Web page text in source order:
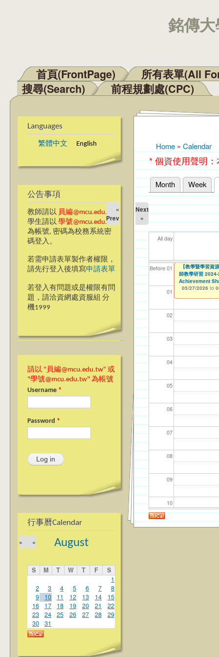
銘傳
Main menu
首頁(FrontPage)
所有表單(All
搜尋(Search)
前程規劃處(CPC)
Languages
繁體中文 English
公告事項
教師請以 員編@mcu.edu.tw
學生請以 學號@mcu.edu.tw
為帳號, 密碼為校務系統密
碼登入。
若需申請表單製作者權限，
請先行登入後填寫申請表單
若登入有問題或是權限有問
題，請洽資網處資服組 分
機1999
請以 "員編@mcu.edu.tw" 或
"學號@mcu.edu.tw" 為帳號
Username *
Password *
行事曆Calendar
August
«
»
S M T W T F
S
1
2
3 4 5 6 7
8
9
10 11 12 13 14
15
16
17 18 19 20 21
22
23
24 25 26 27 28
29
30
31
You are here
Home » Calendar
* 個資使用聲明
Primary tabs
Month Week
«
Prev
Next
»
All day
Before 01
01
02
03
04
05
06
07
08
09
10
11
【資網處】
整合系統～表單
03/27/2013to
12/31/2027
【財務處】工讀
11/12/2021to
07/31/2027
【財務處】漏打
錄
11/15/2021to
07/31/2027
114
04/
114
02/
114
03/
【學
07/
教務
11/
商品
11/
【教學暨學習
師教學研習
Achievement
05/27/2026 to
【教學暨學習
師教學研習
Achievement
05/27/2026 to